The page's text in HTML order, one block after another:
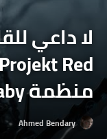
منظمة Sweet Baby .
Ahmed Bendary